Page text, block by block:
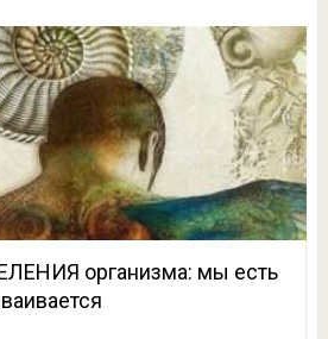
организма: мы есть